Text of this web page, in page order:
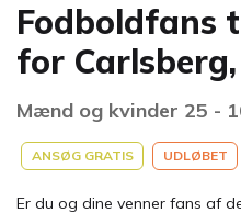
Fodboldfans
for
Mænd og kvinder 25 -
ANSØG GRATIS UDLØBET
Er du og dine venner fans af